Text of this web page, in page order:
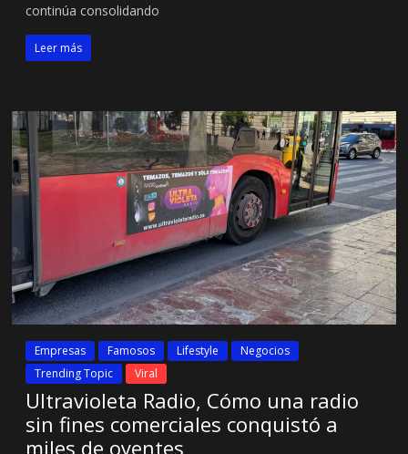
continúa consolidando
Leer más
Empresas Famosos Lifestyle
Negocios
Trending Topic
Viral
Ultravioleta Radio, Cómo una radio
sin fines comerciales conquistó a
miles de oyentes